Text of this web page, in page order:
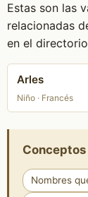
Estas son las
relacionadas
en el
Arles
Niño · Francés
Nombres